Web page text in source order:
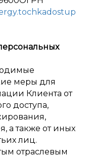
меры для
Клиента от
доступа,
а также от иных
лиц.
отраслевым